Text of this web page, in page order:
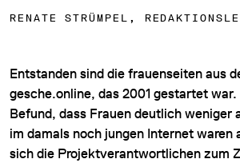
RENATE STRÜMPEL,
Entstanden sind die frauenseiten aus
gesche.online, das 2001 gestartet war.
Befund, dass Frauen deutlich weniger
im damals noch jungen Internet waren
sich die Projektverantwortlichen zum